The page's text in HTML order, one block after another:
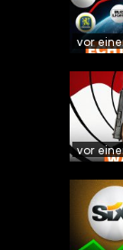
vor
vor